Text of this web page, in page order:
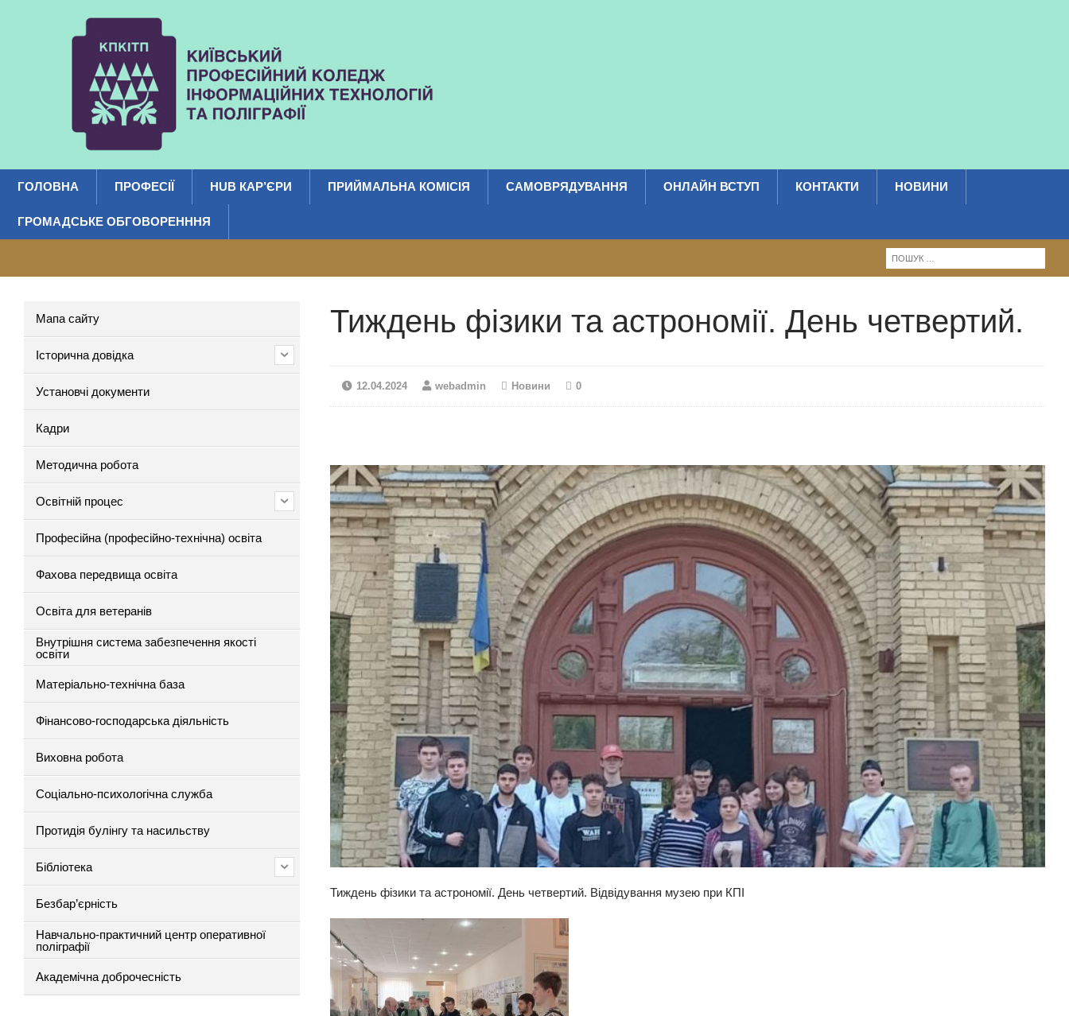
ГОЛОВНА ПРОФЕСІЇ HUB КАР’ЄРИ ПРИЙМАЛЬНА КОМІСІЯ САМОВРЯДУВАННЯ ОНЛАЙН ВСТУП КОНТАКТИ НОВИНИ
ГРОМАДСЬКЕ ОБГОВОРЕНННЯ
Тиждень фізики та астрономії. День четвертий.
12.04.2024 webadmin Новини 0
Тиждень фізики та астрономії. День четвертий. Відвідування музею при КПІ
Мапа сайту
Історична довідка
Установчі документи
Кадри
Методична робота
Освітній процес
Професійна (професійно-технічна) освіта
Фахова передвища освіта
Освіта для ветеранів
Внутрішня система забезпечення якості
освіти
Матеріально-технічна база
Фінансово-господарська діяльність
Виховна робота
Соціально-психологічна служба
Протидія булінгу та насильству
Бібліотека
Безбар’єрність
Навчально-практичний центр оперативної
поліграфії
Академічна доброчесність